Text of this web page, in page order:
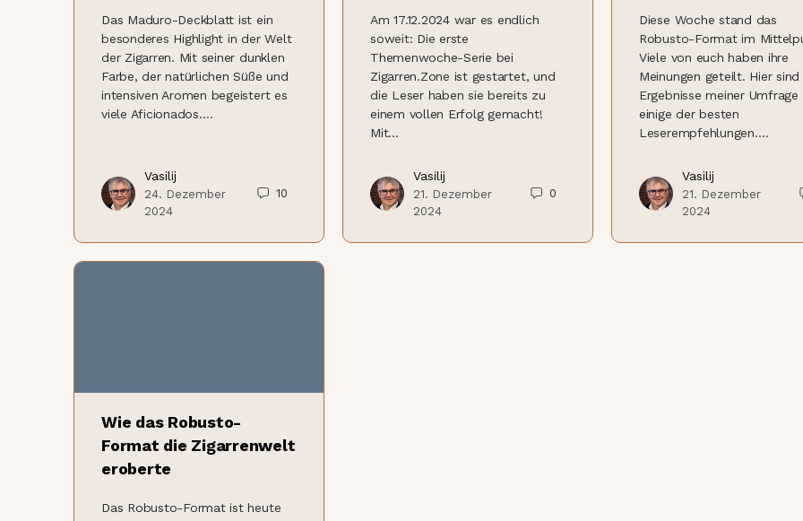
Das Maduro-Deckblatt ist ein
besonderes Highlight in der Welt
der Zigarren. Mit seiner dunklen
Farbe, der natürlichen Süße und
intensiven Aromen begeistert es
viele Aficionados.…
Vasilij
24. Dezember
2024
10
Am 17.12.2024 war es endlich
soweit: Die erste
Themenwoche-Serie bei
Zigarren.Zone ist gestartet, und
die Leser haben sie bereits zu
einem vollen Erfolg gemacht!
Mit…
Vasilij
21. Dezember
2024
0
Diese Woche stand das
Robusto-Format im
Viele von euch haben ihre
Meinungen geteilt. Hier sind
Ergebnisse meiner Umfrage
einige der besten
Leserempfehlungen.…
Vasilij
21. Dezember
2024
Wie das Robusto-
Format die Zigarrenwelt
eroberte
Das Robusto-Format ist heute